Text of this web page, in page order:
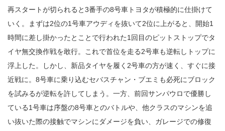
再スタートが切られると3番手の8号車トヨタが積極的に仕掛けて
いく。まずは2位の1号車アウディを抜いて2位に上がると、開始1
時間に差し掛かったとことで行われた1回目のピットストップでタ
イヤ無交換作戦を敢行。これで首位を走る2号車も逆転しトップに
浮上した。しかし、新品タイヤを履く2号車の方が速く、すぐに接
近戦に。8号車に乗り込むセバスチャン・ブエミも必死にブロック
を試みるが逆転を許してしまう。一方、前回サンパウロで優勝し
ている1号車は序盤の8号車とのバトルや、他クラスのマシンを追
い抜いた際の接触でマシンにダメージを負い、ガレージでの修復